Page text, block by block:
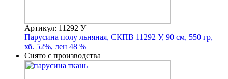
Артикул: 11292 У
Парусина полу льняная, СКПВ 11292 У, 90 см, 550 гр,
хб. 52%, лен 48 %
Снято с производства